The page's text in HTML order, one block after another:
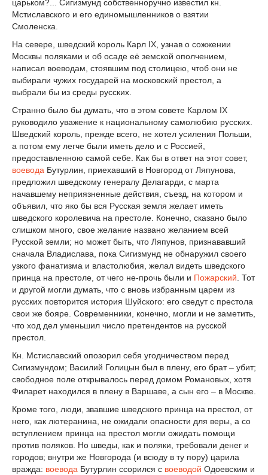
царьком?... Сигизмунд собственноручно известил кн.
Мстиславского и его единомышленников о взятии
Смоленска.
На севере, шведский король Карл IX, узнав о сожжении
Москвы поляками и об осаде её земской ополчением,
написал воеводам, стоявшим под столицею, чтоб они не
выбирали чужих государей на московский престол, а
выбрали бы из среды русских.
Странно было бы думать, что в этом совете Карлом IX
руководило уважение к национальному самолюбию русских.
Шведский король, прежде всего, не хотел усиления Польши,
а потом ему легче были иметь дело и с Россией,
предоставленною самой себе. Как бы в ответ на этот совет,
воевода Бутурлин, приехавший в Новгород от Ляпунова,
предложил шведскому генералу Делагарди, с марта
начавшему неприязненные действия, съезд, на котором и
объявил, что яко бы вся Русская земля желает иметь
шведского королевича на престоле. Конечно, сказано было
слишком много, свое желание названо желанием всей
Русской земли; но может быть, что Ляпунов, признававший
сначала Владислава, пока Сигизмунд не обнаружил своего
узкого фанатизма и властолюбия, желал видеть шведского
принца на престоле, от чего не-прочь были и Пожарский . Тот
и другой могли думать, что с вновь избранным царем из
русских повторится история Шуйского: его сведут с престола
свои же бояре. Современники, конечно, могли и не заметить,
что ход дел уменьшил число претендентов на русской
престол.
Кн. Мстиславский опозорил себя угодничеством перед
Сигизмундом; Василий Голицын был в плену, его брат – убит;
свободное поле открывалось перед домом Романовых, хотя
Филарет находился в плену в Варшаве, а сын его – в Москве.
Кроме того, люди, звавшие шведского принца на престол, от
него, как лютеранина, не ожидали опасности для веры, а со
вступлением принца на престол могли ожидать помощи
против поляков. Но шведы, как и поляки, требовали денег и
городов; внутри же Новгорода (и всюду в ту пору) царила
вражда: воевода Бутурлин ссорился с воеводой Одоевским и